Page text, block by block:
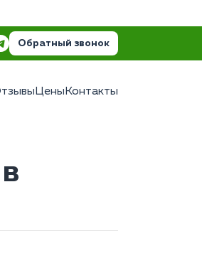
Обратный звонок
Цены Контакты